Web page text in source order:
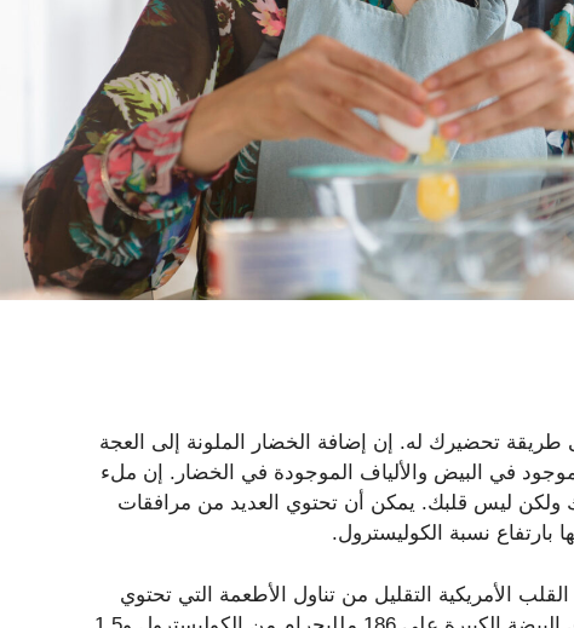
طريقة تحضيرك له. إن إضافة الخضار الملونة إلى العجة
في البيض والألياف الموجودة في الخضار. إن ملء
ولكن ليس قلبك. يمكن أن تحتوي العديد من مرافقات
بارتفاع نسبة الكوليسترول.
الأمريكية التقليل من تناول الأطعمة التي تحتوي